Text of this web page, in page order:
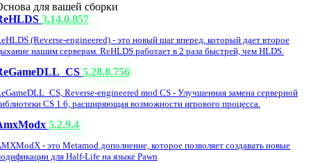
для вашей сборки
3.14.0.857
(Reverse-engineered) - это новый шаг вперед, который дает второе
нашим серверам. ReHLDS работает в 2 раза быстрей, чем HLDS.
5.28.0.756
Reverse-engineered mod CS - Улучшенная замена серверной
CS 1.6, расширяющая возможности игрового процесса.
5.2.9.4
- это Metamod дополнение, которое позволяет создавать новые
для Half-Life на языке Pawn